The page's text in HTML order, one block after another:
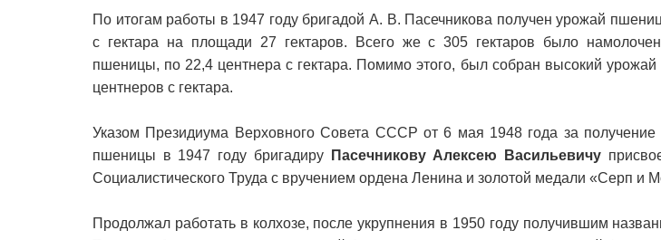
По итогам работы в 1947 году бригадой А. В. Пасечникова получен урожай
с гектара на площади 27 гектаров. Всего же с 305 гектаров было
пшеницы, по 22,4 центнера с гектара. Помимо этого, был собран высокий
центнеров с гектара.
Указом Президиума Верховного Совета СССР от 6 мая 1948 года за получение
пшеницы в 1947 году бригадиру
Пасечникову Алексею Васильевичу
Социалистического Труда с вручением ордена Ленина и золотой медали «Серп и
Продолжал работать в колхозе, после укрупнения в 1950 году получившим